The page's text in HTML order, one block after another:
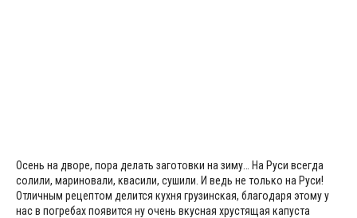
Осень на дворе, пора делать заготовки на зиму… На Руси всегда
солили, мариновали, квасили, сушили. И ведь не только на Руси!
Отличным рецептом делится кухня грузинская, благодаря этому у
нас в погребах появится ну очень вкусная хрустящая капуста